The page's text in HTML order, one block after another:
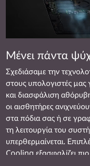
Μένει πάντα
Σχεδιάσαμε την
στους υπολογιστές
και διασφάλιση
οι αισθητήρες
στα πόδια σας ή σε
τη λειτουργία του
υπερθερμαίνεται.
Cooling εξασφαλίζει